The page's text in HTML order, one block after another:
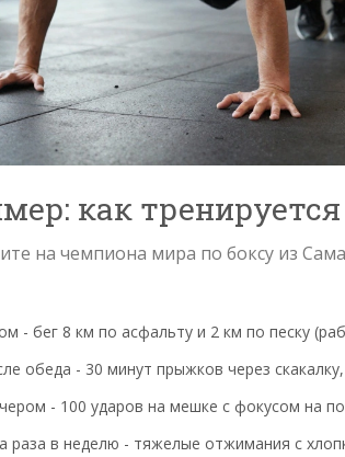
как
на чемпиона мира по боксу из
- бег 8 км по асфальту и 2 км по песку
обеда - 30 минут прыжков через
- 100 ударов на мешке с фокусом на
раза в неделю - тяжелые отжимания с